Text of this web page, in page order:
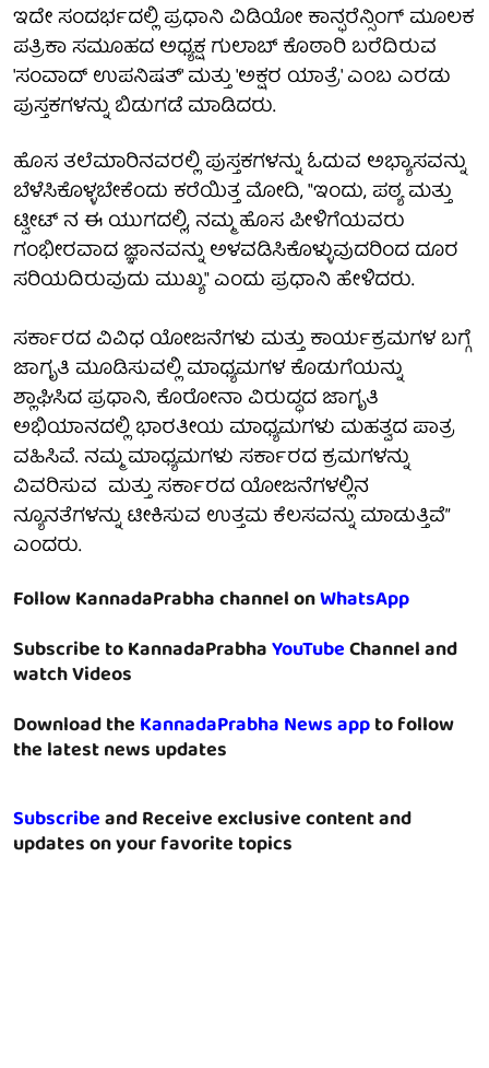
ಇದೇ ಸಂದರ್ಭದಲ್ಲಿ ಪ್ರಧಾನಿ ವಿಡಿಯೋ ಕಾನ್ಫರೆನ್ಸಿಂಗ್ ಮೂಲಕ
ಪತ್ರಿಕಾ ಸಮೂಹದ ಅಧ್ಯಕ್ಷ ಗುಲಾಬ್ ಕೊಠಾರಿ ಬರೆದಿರುವ
'ಸಂವಾದ್ ಉಪನಿಷತ್' ಮತ್ತು 'ಅಕ್ಷರ ಯಾತ್ರೆ' ಎಂಬ ಎರಡು
ಪುಸ್ತಕಗಳನ್ನು ಬಿಡುಗಡೆ ಮಾಡಿದರು.
ಹೊಸ ತಲೆಮಾರಿನವರಲ್ಲಿ ಪುಸ್ತಕಗಳನ್ನು ಓದುವ ಅಭ್ಯಾಸವನ್ನು
ಬೆಳೆಸಿಕೊಳ್ಳಬೇಕೆಂದು ಕರೆಯಿತ್ತ ಮೋದಿ, "ಇಂದು, ಪಠ್ಯ ಮತ್ತು
ಟ್ವೀಟ್ ನ ಈ ಯುಗದಲ್ಲಿ, ನಮ್ಮ ಹೊಸ ಪೀಳಿಗೆಯವರು
ಗಂಭೀರವಾದ ಜ್ಞಾನವನ್ನು ಅಳವಡಿಸಿಕೊಳ್ಳುವುದರಿಂದ ದೂರ
ಸರಿಯದಿರುವುದು ಮುಖ್ಯ" ಎಂದು ಪ್ರಧಾನಿ ಹೇಳಿದರು.
ಸರ್ಕಾರದ ವಿವಿಧ ಯೋಜನೆಗಳು ಮತ್ತು ಕಾರ್ಯಕ್ರಮಗಳ ಬಗ್ಗೆ
ಜಾಗೃತಿ ಮೂಡಿಸುವಲ್ಲಿ ಮಾಧ್ಯಮಗಳ ಕೊಡುಗೆಯನ್ನು
ಶ್ಲಾಘಿಸಿದ ಪ್ರಧಾನಿ, ಕೊರೋನಾ ವಿರುದ್ಧದ ಜಾಗೃತಿ
ಅಭಿಯಾನದಲ್ಲಿ ಭಾರತೀಯ ಮಾಧ್ಯಮಗಳು ಮಹತ್ವದ ಪಾತ್ರ
ವಹಿಸಿವೆ. ನಮ್ಮ ಮಾಧ್ಯಮಗಳು ಸರ್ಕಾರದ ಕ್ರಮಗಳನ್ನು
ವಿವರಿಸುವ ಮತ್ತು ಸರ್ಕಾರದ ಯೋಜನೆಗಳಲ್ಲಿನ
ನ್ಯೂನತೆಗಳನ್ನು ಟೀಕಿಸುವ ಉತ್ತಮ ಕೆಲಸವನ್ನು ಮಾಡುತ್ತಿವೆ”
ಎಂದರು.
Follow KannadaPrabha channel onWhatsApp
Subscribe to KannadaPrabhaYouTubeChannel and
watch Videos
Download theKannadaPrabha News appto follow
the latest news updates
Subscribeand Receive exclusive content and
updates on your favorite topics